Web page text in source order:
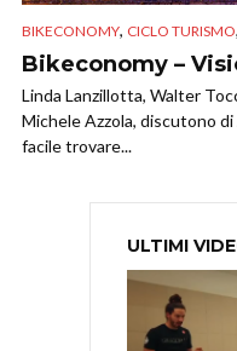
BIKECONOMY, CICLO TURISMO,
Bikeconomy –
Linda Lanzillotta, Walter
Michele Azzola, discutono
facile trovare...
ULTIMI